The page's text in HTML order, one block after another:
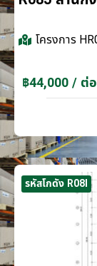
โครงการ
฿44,000 / ต่
รหัสโกดัง R08I